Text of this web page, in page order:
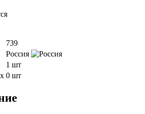
739
Россия
1 шт
0 шт